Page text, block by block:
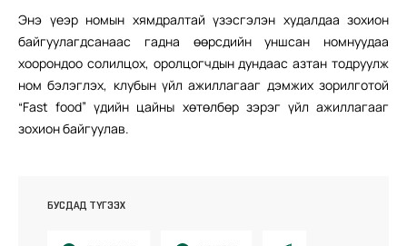
Энэ үеэр номын хямдралтай үзэсгэлэн худалдаа зохион
байгуулагдсанаас гадна өөрсдийн уншсан номнуудаа
хоорондоо солилцох, оролцогчдын дундаас азтан тодруулж
ном бэлэглэх, клубын үйл ажиллагааг дэмжих зорилготой
“Fast food” үдийн цайны хөтөлбөр зэрэг үйл ажиллагааг
зохион байгуулав.
БУСДАД ТҮГЭЭХ